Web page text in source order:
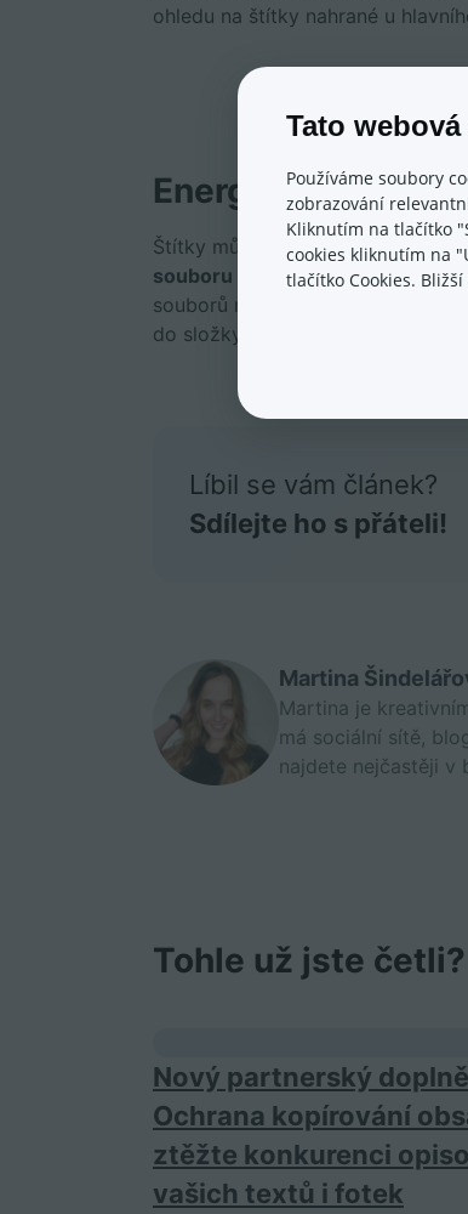
ohledu na štítky nahrané u
Energetické štítky
Štítky můžete vkládat nejen
souboru CSV a XML či
souborů můžete vložit buď URL
do složky foto
Líbil se vám článek?
Sdílejte ho s přáteli!
Martina
Martina je
má sociální sítě,
najdete nejčastěji v
Tohle už jste četli?
Nový partnerský
Ochrana kopírování
ztěžte konkurenci
vašich textů i fotek
Tato
Používáme soubory
zobrazování
Kliknutím na tlačítko
cookies kliknutím na
tlačítko Cookies.